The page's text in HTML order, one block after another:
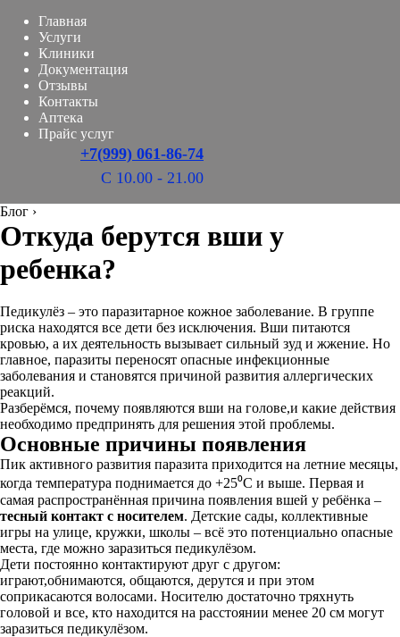
Главная
Услуги
Клиники
Документация
Отзывы
Контакты
Аптека
Прайс услуг
+7(999) 061-86-74
С 10.00 - 21.00
Блог ›
Откуда берутся вши у
ребенка?
Педикулёз – это паразитарное кожное заболевание. В группе
риска находятся все дети без исключения. Вши питаются
кровью, а их деятельность вызывает сильный зуд и жжение. Но
главное, паразиты переносят опасные инфекционные
заболевания и становятся причиной развития аллергических
реакций.
Разберёмся, почему появляются вши на голове,и какие действия
необходимо предпринять для решения этой проблемы.
Основные причины появления
Пик активного развития паразита приходится на летние месяцы,
когда температура поднимается до +25⁰С и выше. Первая и
самая распространённая причина появления вшей у ребёнка –
тесный контакт с носителем. Детские сады, коллективные
игры на улице, кружки, школы – всё это потенциально опасные
места, где можно заразиться педикулёзом.
Дети постоянно контактируют друг с другом:
играют,обнимаются, общаются, дерутся и при этом
соприкасаются волосами. Носителю достаточно тряхнуть
головой и все, кто находится на расстоянии менее 20 см могут
заразиться педикулёзом.